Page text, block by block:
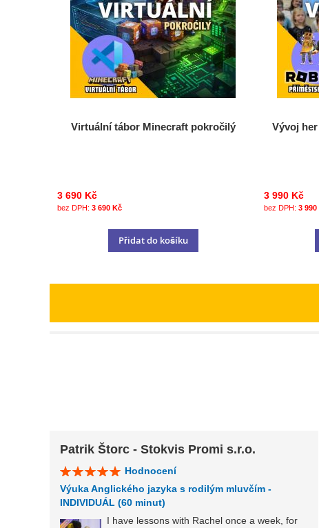
Virtuální tábor Minecraft pokročilý
3 690 Kč
3 690 Kč
Přidat do košíku
Vývoj
3 990 Kč
3 990
Patrik Štorc - Stokvis Promi s.r.o.
Hodnocení
Výuka Anglického jazyka s rodilým mluvčím -
INDIVIDUÁL (60 minut)
I have lessons with Rachel once a week, for